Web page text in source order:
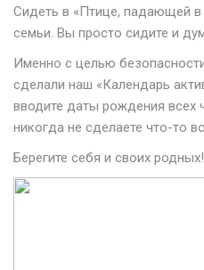
Сидеть в «Птице, падающей в
семьи. Вы просто сидите и
Именно с целью
сделали наш «Календарь
вводите даты рождения всех
никогда не сделаете что-то
Берегите себя и своих родных!